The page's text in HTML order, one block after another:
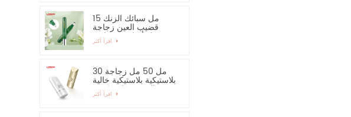
15 مل سبائك الزنك
قضيب العين زجاجة
مصل أساسي وحاوية
30 مل 50 مل زجاجة
بلاستيكية بلاستيكية خالية
من الرش زجاجة كريم
اليد واقية من الشمس